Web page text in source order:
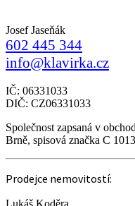
Josef Jaseňák
602 445 344
info@klavirka.cz
IČ: 06331033
DIČ: CZ06331033
Společnost zapsaná v
Brně, spisová značka C
Prodejce nemovitostí: